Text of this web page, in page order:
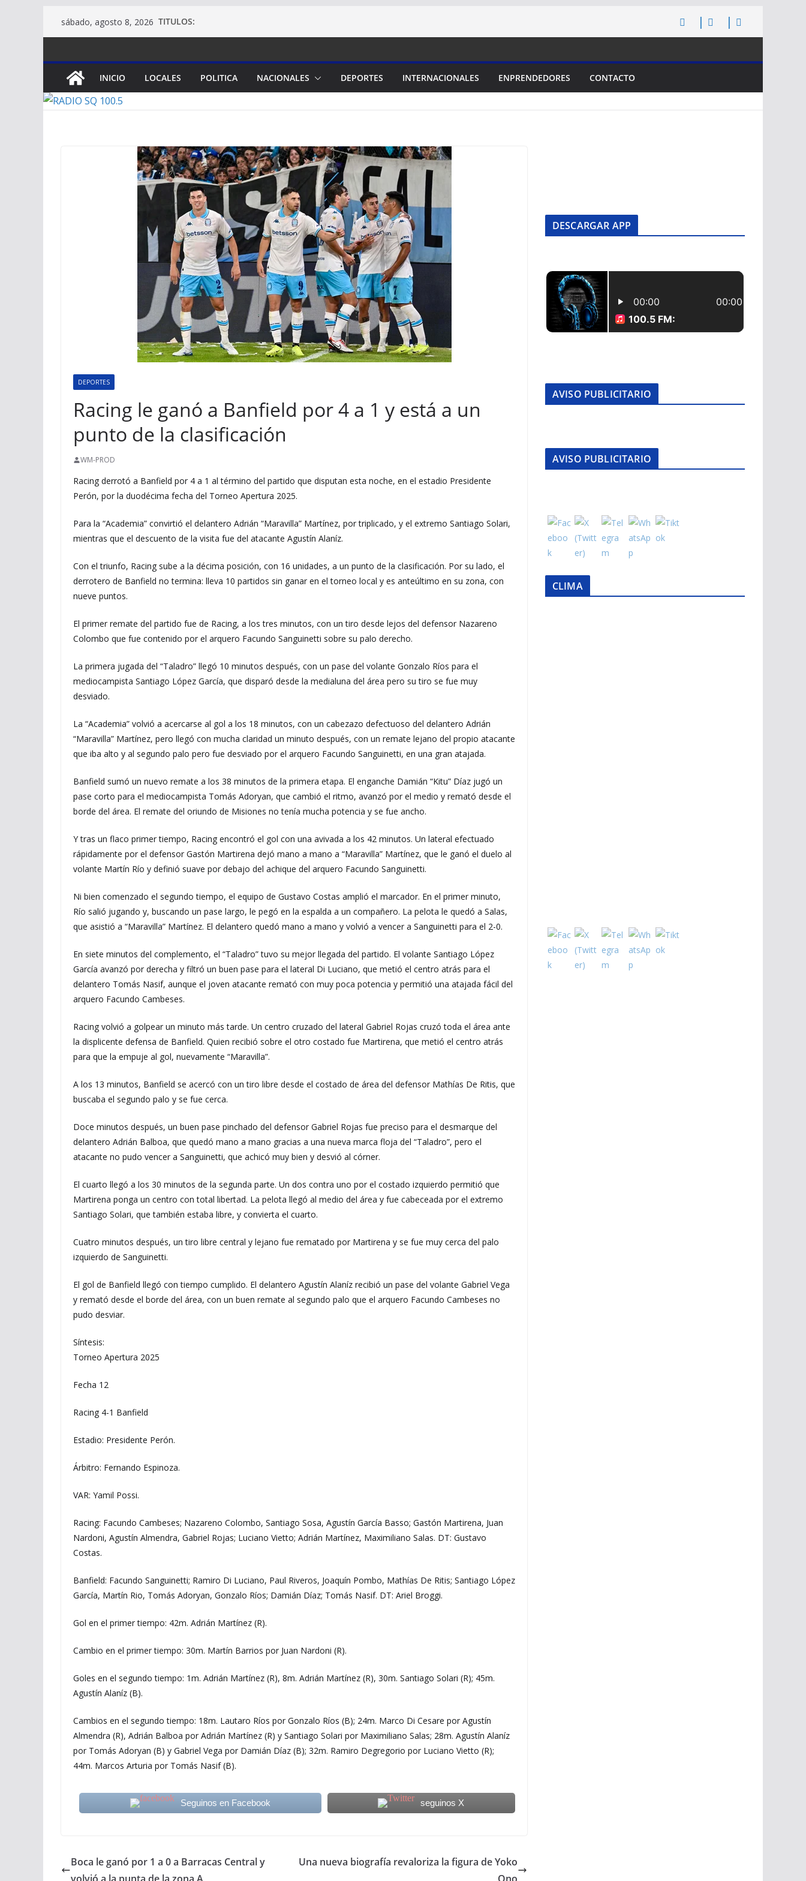
sábado, agosto 8, 2026 TITULOS:
INICIO LOCALES POLITICA NACIONALES DEPORTES INTERNACIONALES ENPRENDEDORES CONTACTO
DEPORTES
Racing le ganó a Banfield por 4 a 1 y está a un
punto de la clasificación
WM-PROD
Racing derrotó a Banfield por 4 a 1 al término del partido que disputan esta noche, en el estadio Presidente
Perón, por la duodécima fecha del Torneo Apertura 2025.
Para la “Academia” convirtió el delantero Adrián “Maravilla” Martínez, por triplicado, y el extremo Santiago Solari,
mientras que el descuento de la visita fue del atacante Agustín Alaníz.
Con el triunfo, Racing sube a la décima posición, con 16 unidades, a un punto de la clasificación. Por su lado, el
derrotero de Banfield no termina: lleva 10 partidos sin ganar en el torneo local y es anteúltimo en su zona, con
nueve puntos.
El primer remate del partido fue de Racing, a los tres minutos, con un tiro desde lejos del defensor Nazareno
Colombo que fue contenido por el arquero Facundo Sanguinetti sobre su palo derecho.
La primera jugada del “Taladro” llegó 10 minutos después, con un pase del volante Gonzalo Ríos para el
mediocampista Santiago López García, que disparó desde la medialuna del área pero su tiro se fue muy
desviado.
La “Academia” volvió a acercarse al gol a los 18 minutos, con un cabezazo defectuoso del delantero Adrián
“Maravilla” Martínez, pero llegó con mucha claridad un minuto después, con un remate lejano del propio atacante
que iba alto y al segundo palo pero fue desviado por el arquero Facundo Sanguinetti, en una gran atajada.
Banfield sumó un nuevo remate a los 38 minutos de la primera etapa. El enganche Damián “Kitu” Díaz jugó un
pase corto para el mediocampista Tomás Adoryan, que cambió el ritmo, avanzó por el medio y remató desde el
borde del área. El remate del oriundo de Misiones no tenía mucha potencia y se fue ancho.
Y tras un flaco primer tiempo, Racing encontró el gol con una avivada a los 42 minutos. Un lateral efectuado
rápidamente por el defensor Gastón Martirena dejó mano a mano a “Maravilla” Martínez, que le ganó el duelo al
volante Martín Río y definió suave por debajo del achique del arquero Facundo Sanguinetti.
Ni bien comenzado el segundo tiempo, el equipo de Gustavo Costas amplió el marcador. En el primer minuto,
Río salió jugando y, buscando un pase largo, le pegó en la espalda a un compañero. La pelota le quedó a Salas,
que asistió a “Maravilla” Martínez. El delantero quedó mano a mano y volvió a vencer a Sanguinetti para el 2-0.
En siete minutos del complemento, el “Taladro” tuvo su mejor llegada del partido. El volante Santiago López
García avanzó por derecha y filtró un buen pase para el lateral Di Luciano, que metió el centro atrás para el
delantero Tomás Nasif, aunque el joven atacante remató con muy poca potencia y permitió una atajada fácil del
arquero Facundo Cambeses.
Racing volvió a golpear un minuto más tarde. Un centro cruzado del lateral Gabriel Rojas cruzó toda el área ante
la displicente defensa de Banfield. Quien recibió sobre el otro costado fue Martirena, que metió el centro atrás
para que la empuje al gol, nuevamente “Maravilla”.
A los 13 minutos, Banfield se acercó con un tiro libre desde el costado de área del defensor Mathías De Ritis, que
buscaba el segundo palo y se fue cerca.
Doce minutos después, un buen pase pinchado del defensor Gabriel Rojas fue preciso para el desmarque del
delantero Adrián Balboa, que quedó mano a mano gracias a una nueva marca floja del “Taladro”, pero el
atacante no pudo vencer a Sanguinetti, que achicó muy bien y desvió al córner.
El cuarto llegó a los 30 minutos de la segunda parte. Un dos contra uno por el costado izquierdo permitió que
Martirena ponga un centro con total libertad. La pelota llegó al medio del área y fue cabeceada por el extremo
Santiago Solari, que también estaba libre, y convierta el cuarto.
Cuatro minutos después, un tiro libre central y lejano fue rematado por Martirena y se fue muy cerca del palo
izquierdo de Sanguinetti.
El gol de Banfield llegó con tiempo cumplido. El delantero Agustín Alaníz recibió un pase del volante Gabriel Vega
y remató desde el borde del área, con un buen remate al segundo palo que el arquero Facundo Cambeses no
pudo desviar.
Síntesis:
Torneo Apertura 2025
Fecha 12
Racing 4-1 Banfield
Estadio: Presidente Perón.
Árbitro: Fernando Espinoza.
VAR: Yamil Possi.
Racing: Facundo Cambeses; Nazareno Colombo, Santiago Sosa, Agustín García Basso; Gastón Martirena, Juan
Nardoni, Agustín Almendra, Gabriel Rojas; Luciano Vietto; Adrián Martínez, Maximiliano Salas. DT: Gustavo
Costas.
Banfield: Facundo Sanguinetti; Ramiro Di Luciano, Paul Riveros, Joaquín Pombo, Mathías De Ritis; Santiago López
García, Martín Rio, Tomás Adoryan, Gonzalo Ríos; Damián Díaz; Tomás Nasif. DT: Ariel Broggi.
Gol en el primer tiempo: 42m. Adrián Martínez (R).
Cambio en el primer tiempo: 30m. Martín Barrios por Juan Nardoni (R).
Goles en el segundo tiempo: 1m. Adrián Martínez (R), 8m. Adrián Martínez (R), 30m. Santiago Solari (R); 45m.
Agustín Alaníz (B).
Cambios en el segundo tiempo: 18m. Lautaro Ríos por Gonzalo Ríos (B); 24m. Marco Di Cesare por Agustín
Almendra (R), Adrián Balboa por Adrián Martínez (R) y Santiago Solari por Maximiliano Salas; 28m. Agustín Alaníz
por Tomás Adoryan (B) y Gabriel Vega por Damián Díaz (B); 32m. Ramiro Degregorio por Luciano Vietto (R);
44m. Marcos Arturia por Tomás Nasif (B).
Seguinos en Facebook seguinos X
Boca le ganó por 1 a 0 a Barracas Central y
Una nueva biografía revaloriza la figura de Yoko
DESCARGAR APP
AVISO PUBLICITARIO
AVISO PUBLICITARIO
CLIMA